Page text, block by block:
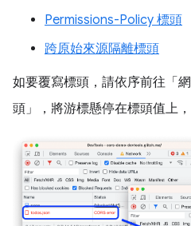
Permissions-Policy 標頭
跨原始來源隔離標頭
如要覆寫標頭，請依序前往「網
頭」
，將游標懸停在標頭值上